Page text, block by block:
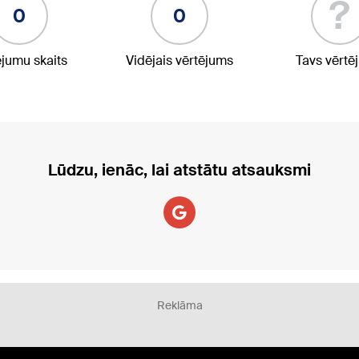
0
skaits
0
Vidējais vērtējums
?
Tavs
Lūdzu, ienāc, lai atstātu atsauksmi
Reklāma